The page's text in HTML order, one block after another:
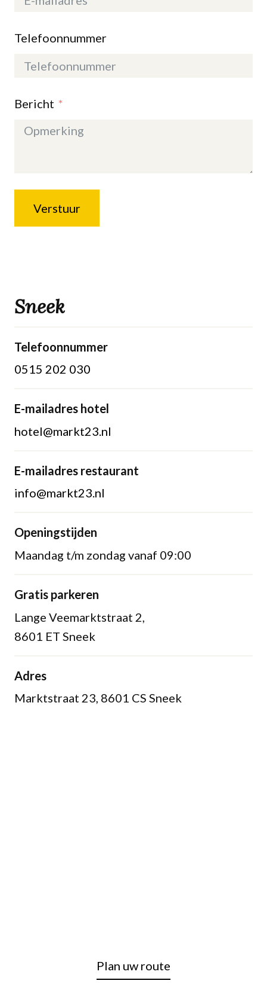
Telefoonnummer
Bericht
Verstuur
Sneek
Telefoonnummer
0515 202 030
E-mailadres hotel
hotel@markt23.nl
E-mailadres restaurant
info@markt23.nl
Openingstijden
Maandag t/m zondag vanaf 09:00
Gratis parkeren
Lange Veemarktstraat 2,
8601 ET Sneek
Adres
Marktstraat 23, 8601 CS Sneek
Plan uw route